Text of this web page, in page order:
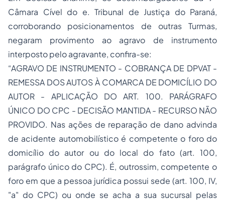
Câmara Cível do e. Tribunal de Justiça do Paraná,
corroborando posicionamentos de outras Turmas,
negaram provimento ao agravo de instrumento
interposto pelo agravante, confira-se:
“AGRAVO DE INSTRUMENTO - COBRANÇA DE DPVAT -
REMESSA DOS AUTOS À COMARCA DE DOMICÍLIO DO
AUTOR - APLICAÇÃO DO ART. 100. PARÁGRAFO
ÚNICO DO CPC - DECISÃO MANTIDA - RECURSO NÃO
PROVIDO. Nas ações de reparação de dano advinda
de acidente automobilístico é competente o foro do
domicílio do autor ou do local do fato (art. 100,
parágrafo único do CPC). É, outrossim, competente o
foro em que a pessoa jurídica possui sede (art. 100, IV,
"a" do CPC) ou onde se acha a sua sucursal pelas